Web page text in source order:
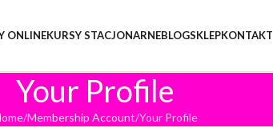
ONLINEKURSY STACJONARNEBLOGSKLEPKONTAKT
Your Profile
Membership Account Your Profile